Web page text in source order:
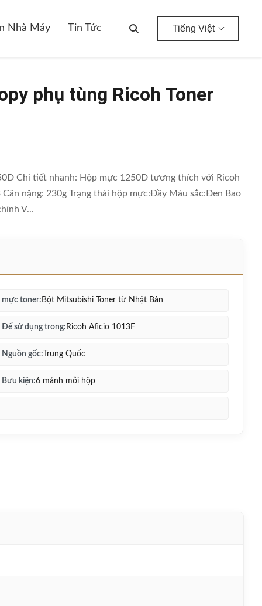
Nhà Máy Tin Tức Tiếng Việt
phụ tùng Ricoh Toner
Chi tiết nhanh: Hộp mực 1250D tương thích với Ricoh
nặng: 230g Trạng thái hộp mực:Đầy Màu sắc:Đen Bao
V...
mực toner: Bột Mitsubishi Toner từ Nhật Bản
Để sử dụng trong: Ricoh Aficio 1013F
Nguồn gốc: Trung Quốc
Bưu kiện:6 mảnh mỗi hộp